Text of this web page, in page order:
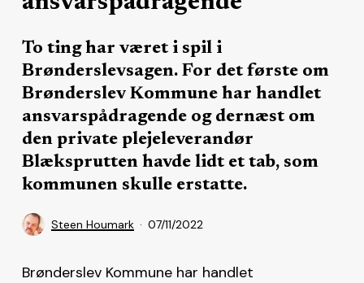
To ting har været i spil i
Brønderslevsagen. For det første om
Brønderslev Kommune har handlet
ansvarspådragende og dernæst om
den private plejeleverandør
Blæksprutten havde lidt et tab, som
kommunen skulle erstatte.
Steen Houmark 07/11/2022
Brønderslev Kommune har handlet